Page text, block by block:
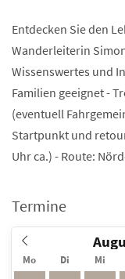
Entdecken Sie den
Wanderleiterin
Wissenswertes und
Familien geeignet -
(eventuell
Startpunkt und
Uhr ca.) - Route:
Termine
Mo Di Mi